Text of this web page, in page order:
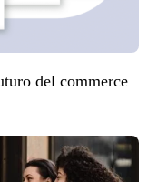
del commerce